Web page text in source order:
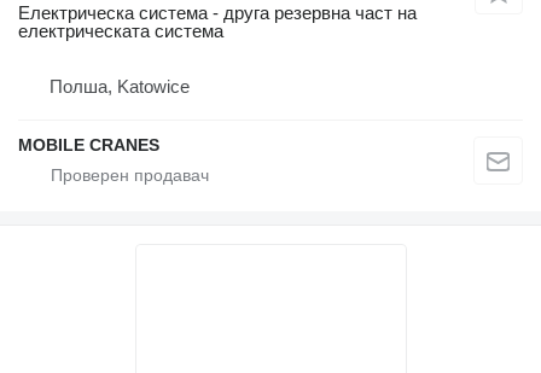
Електрическа система - друга резервна част на
електрическата система
Полша, Katowice
MOBILE CRANES